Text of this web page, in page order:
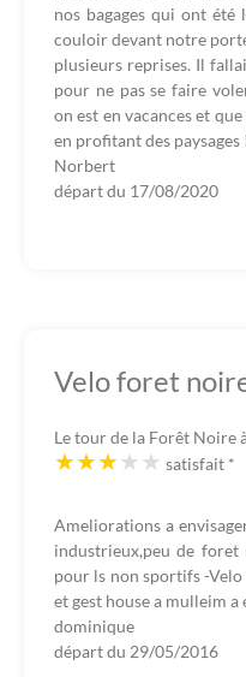
nos bagages qui ont été
couloir devant notre
plusieurs reprises. Il
pour ne pas se faire
on est en vacances et
en profitant des paysages !
Norbert
départ du 17/08/2020
Velo foret
Le tour de la Forêt Noire
satisfait *
Ameliorations a
industrieux,peu de
pour ls non sportifs -
et gest house a mulleim a
dominique
départ du 29/05/2016